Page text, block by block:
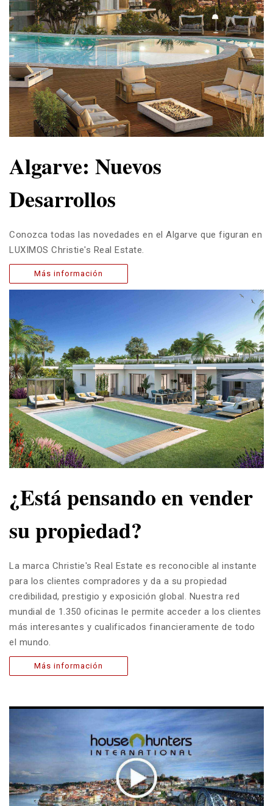
Algarve: Nuevos
Desarrollos
Conozca todas las novedades en el Algarve que figuran en
LUXIMOS Christie's Real Estate.
Más información
¿Está pensando en vender
su propiedad?
La marca Christie's Real Estate es reconocible al instante
para los clientes compradores y da a su propiedad
credibilidad, prestigio y exposición global. Nuestra red
mundial de 1.350 oficinas le permite acceder a los clientes
más interesantes y cualificados financieramente de todo
el mundo.
Más información